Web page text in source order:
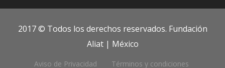
2017 © Todos los derechos reservados. Fundación
Aliat | México
Aviso de Privacidad Términos y condiciones